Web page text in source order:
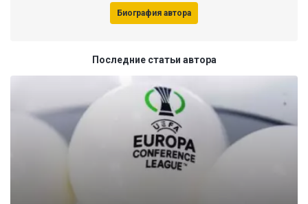
Биография автора
Последние статьи автора